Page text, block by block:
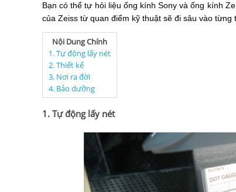
Bạn có thể tự hỏi liệu ống kính Sony và ống kính
của Zeiss từ quan điểm kỹ thuật sẽ đi sâu vào từng
Nội Dung Chính
1. Tự động lấy nét
2. Thiết kế
3. Nơi ra đời
4. Bảo dưỡng
1. Tự động lấy nét